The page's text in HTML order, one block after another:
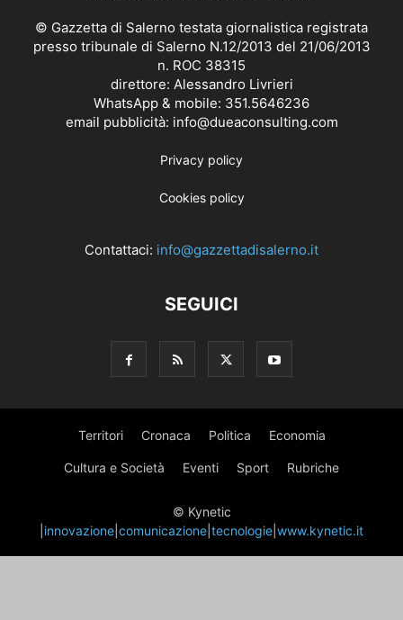
© Gazzetta di Salerno testata giornalistica registrata
presso tribunale di Salerno N.12/2013 del 21/06/2013
n. ROC 38315
direttore: Alessandro Livrieri
WhatsApp & mobile: 351.5646236
email pubblicità: info@dueaconsulting.com
Privacy policy
Cookies policy
Contattaci: info@gazzettadisalerno.it
SEGUICI
Territori Cronaca Politica Economia
Cultura e Società Eventi Sport Rubriche
© Kynetic
innovazione comunicazione tecnologie www.kynetic.it